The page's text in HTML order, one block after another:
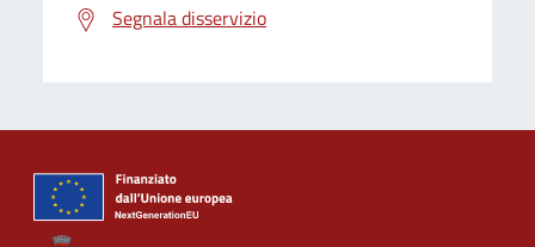
Segnala disservizio